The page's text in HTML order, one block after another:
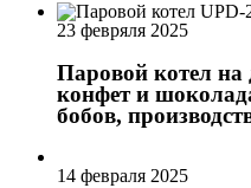
23 февряля 2025
Паровой котел на
конфет и
бобов,
14 февраля 2025